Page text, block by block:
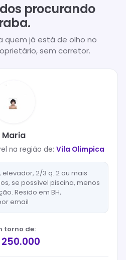
procurando
.
quem já está de olho no
sem corretor.
Maria
na região de: Vila Olimpica
2/3 q. 2 ou mais
se possível piscina, menos
Resido em BH,
email
torno de:
250.000